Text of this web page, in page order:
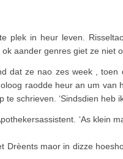
plek in heur leven.
aander genres giet ze niet
dat ze nao zes week , toen
raodde heur an um van
schrieven. ‘Sindsdien heb
‘As klein
maor in dizze